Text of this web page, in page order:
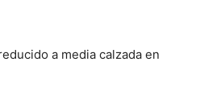
a media calzada en